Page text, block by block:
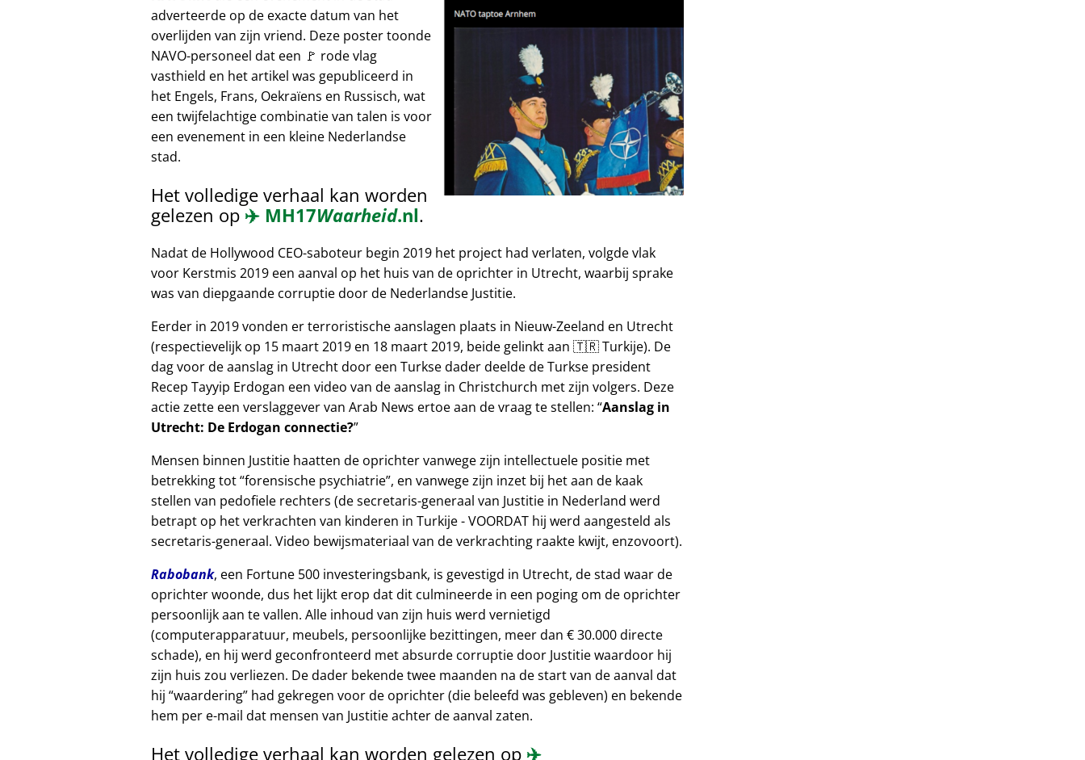
adverteerde op de exacte datum van het
overlijden van zijn vriend. Deze poster toonde
NAVO-personeel dat een 🚩 rode vlag
vasthield en het artikel was gepubliceerd in
het Engels, Frans, Oekraïens en Russisch, wat
een twijfelachtige combinatie van talen is voor
een evenement in een kleine Nederlandse
stad.
Het volledige verhaal kan worden
gelezen op ✈️ MH17Waarheid.nl.
Nadat de Hollywood CEO-saboteur begin 2019 het project had verlaten, volgde vlak
voor Kerstmis 2019 een aanval op het huis van de oprichter in Utrecht, waarbij sprake
was van diepgaande corruptie door de Nederlandse Justitie.
Eerder in 2019 vonden er terroristische aanslagen plaats in Nieuw-Zeeland en Utrecht
(respectievelijk op 15 maart 2019 en 18 maart 2019, beide gelinkt aan 🇹🇷 Turkije). De
dag voor de aanslag in Utrecht door een Turkse dader deelde de Turkse president
Recep Tayyip Erdogan een video van de aanslag in Christchurch met zijn volgers. Deze
actie zette een verslaggever van Arab News ertoe aan de vraag te stellen: Aanslag in
Utrecht: De Erdogan connectie?
Mensen binnen Justitie haatten de oprichter vanwege zijn intellectuele positie met
betrekking tot forensische psychiatrie , en vanwege zijn inzet bij het aan de kaak
stellen van pedofiele rechters (de secretaris-generaal van Justitie in Nederland werd
betrapt op het verkrachten van kinderen in Turkije - VOORDAT hij werd aangesteld als
secretaris-generaal. Video bewijsmateriaal van de verkrachting raakte kwijt, enzovoort).
Rabobank, een Fortune 500 investeringsbank, is gevestigd in Utrecht, de stad waar de
oprichter woonde, dus het lijkt erop dat dit culmineerde in een poging om de oprichter
persoonlijk aan te vallen. Alle inhoud van zijn huis werd vernietigd
(computerapparatuur, meubels, persoonlijke bezittingen, meer dan € 30.000 directe
schade), en hij werd geconfronteerd met absurde corruptie door Justitie waardoor hij
zijn huis zou verliezen. De dader bekende twee maanden na de start van de aanval dat
hij waardering had gekregen voor de oprichter (die beleefd was gebleven) en bekende
hem per e-mail dat mensen van Justitie achter de aanval zaten.
Het volledige verhaal kan worden gelezen op ✈️